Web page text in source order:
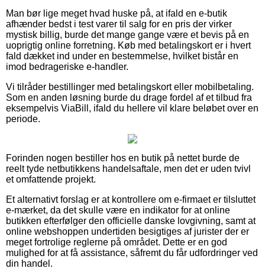
Man bør lige meget hvad huske på, at ifald en e-butik
afhænder bedst i test varer til salg for en pris der virker
mystisk billig, burde det mange gange være et bevis på en
uoprigtig online forretning. Køb med betalingskort er i hvert
fald dækket ind under en bestemmelse, hvilket bistår en
imod bedrageriske e-handler.
Vi tilråder bestillinger med betalingskort eller mobilbetaling.
Som en anden løsning burde du drage fordel af et tilbud fra
eksempelvis ViaBill, ifald du hellere vil klare beløbet over en
periode.
Forinden nogen bestiller hos en butik på nettet burde de
reelt tyde netbutikkens handelsaftale, men det er uden tvivl
et omfattende projekt.
Et alternativt forslag er at kontrollere om e-firmaet er tilsluttet
e-mærket, da det skulle være en indikator for at online
butikken efterfølger den officielle danske lovgivning, samt at
online webshoppen undertiden besigtiges af jurister der er
meget fortrolige reglerne på området. Dette er en god
mulighed for at få assistance, såfremt du får udfordringer ved
din handel.